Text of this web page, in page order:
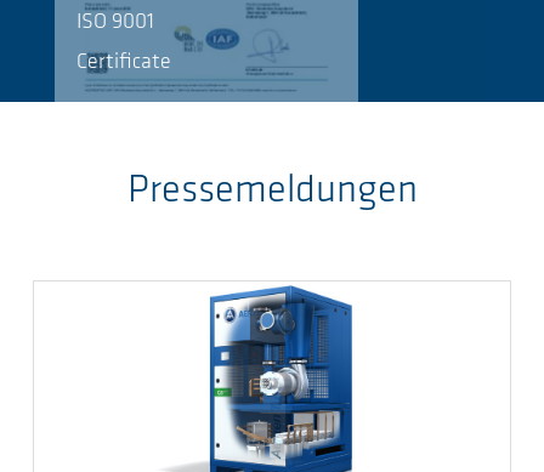
ISO 9001
Certificate
Pressemeldungen